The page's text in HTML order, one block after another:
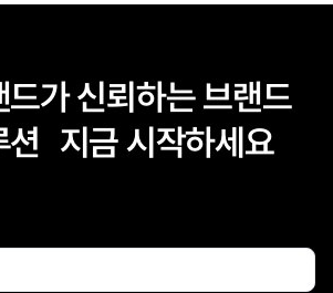
가 신뢰하는 브랜드
션 지금 시작하세요